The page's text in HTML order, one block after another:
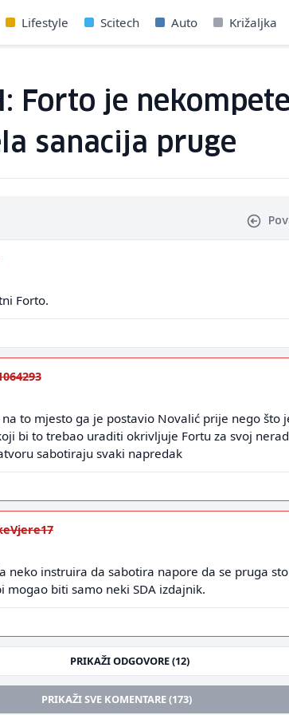
Lifestyle Scitech Auto Križaljka
Forto je
sanacija pruge
Forto.
na to mjesto ga je postavio Novalić prije nego što
bi to trebao uraditi okrivljuje Fortu za svoj
sabotiraju svaki napredak
neko instruira da sabotira napore da se pruga
mogao biti samo neki SDA izdajnik.
PRIKAŽI ODGOVORE (12)
PRIKAŽI SVE KOMENTARE (173)